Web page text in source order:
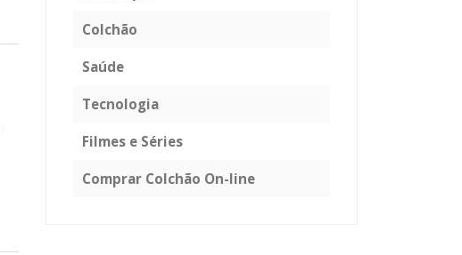
Colchão
Saúde
Tecnologia
Filmes e Séries
Comprar Colchão On-line